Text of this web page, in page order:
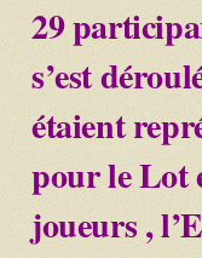
29
s’est
étaient
pour le Lot
joueurs ,